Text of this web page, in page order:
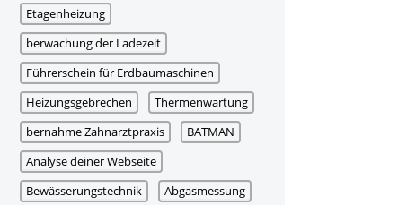
Etagenheizung
berwachung der Ladezeit
Führerschein für Erdbaumaschinen
Heizungsgebrechen
Thermenwartung
bernahme Zahnarztpraxis
BATMAN
Analyse deiner Webseite
Bewässerungstechnik
Abgasmessung